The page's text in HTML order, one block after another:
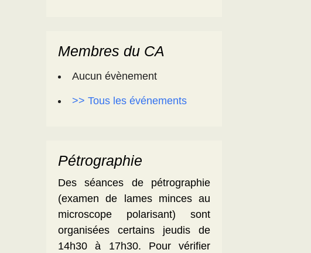
Membres du CA
Aucun évènement
>> Tous les événements
Pétrographie
Des séances de pétrographie
(examen de lames minces au
microscope polarisant) sont
organisées certains jeudis de
14h30 à 17h30. Pour vérifier